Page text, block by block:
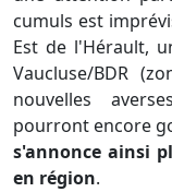
cumuls est
Est de l'Hérault,
Vaucluse/BDR
nouvelles
pourront encore
s'annonce ainsi
en région.